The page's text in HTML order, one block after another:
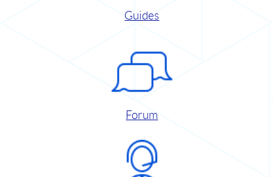
Guides
Forum